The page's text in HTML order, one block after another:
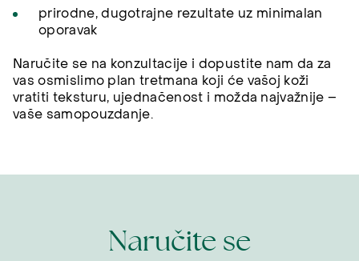
prirodne, dugotrajne rezultate uz minimalan
oporavak
Naručite se na konzultacije i dopustite nam da za
vas osmislimo plan tretmana koji će vašoj koži
vratiti teksturu, ujednačenost i možda najvažnije –
vaše samopouzdanje.
Naručite se